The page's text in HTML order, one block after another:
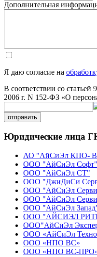
Дополнительная
Я даю согласие на
В соответствии со статьей
2006 г. N 152-ФЗ «О
отправить
Юридические лица
АО "АйСиЭл КПО-
ООО "АйСиЭл Софт"
ООО "АйСиЭл СТ"
ООО "ДжиДиСи
ООО "АйСиЭл
ООО "АйСиЭл
ООО "АйСиЭл
ООО "АЙСИЭЛ
ООО"АйСиЭл
ООО «АйСиЭл
ООО «НПО ВС»
ООО «НПО ВС-